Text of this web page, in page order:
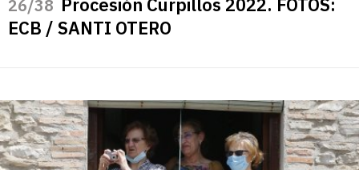
/38
ECB / SANTI OTERO